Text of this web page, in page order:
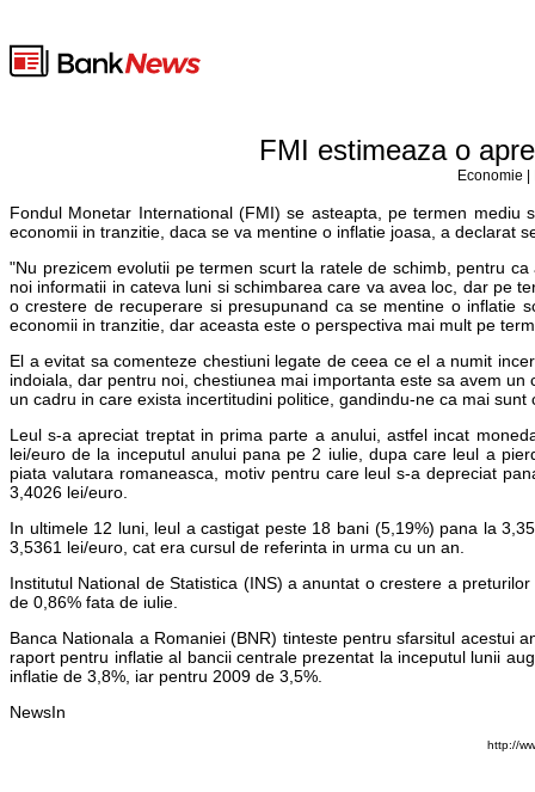
FMI estimeaza o
Economie
Fondul Monetar International (FMI) se asteapta, pe termen
economii in tranzitie, daca se va mentine o inflatie joasa, a declarat
"Nu prezicem evolutii pe termen scurt la ratele de schimb, pentru
noi informatii in cateva luni si schimbarea care va avea loc, dar pe
o crestere de recuperare si presupunand ca se mentine o inflatie
economii in tranzitie, dar aceasta este o perspectiva mai mult pe
El a evitat sa comenteze chestiuni legate de ceea ce el a numit
indoiala, dar pentru noi, chestiunea mai importanta este sa avem
un cadru in care exista incertitudini politice, gandindu-ne ca mai sunt
Leul s-a apreciat treptat in prima parte a anului, astfel incat
lei/euro de la inceputul anului pana pe 2 iulie, dupa care leul a
piata valutara romaneasca, motiv pentru care leul s-a depreciat
3,4026 lei/euro.
In ultimele 12 luni, leul a castigat peste 18 bani (5,19%) pana la
3,5361 lei/euro, cat era cursul de referinta in urma cu un an.
Institutul National de Statistica (INS) a anuntat o crestere a
de 0,86% fata de iulie.
Banca Nationala a Romaniei (BNR) tinteste pentru sfarsitul acestui
raport pentru inflatie al bancii centrale prezentat la inceputul lunii
inflatie de 3,8%, iar pentru 2009 de 3,5%.
NewsIn
http://